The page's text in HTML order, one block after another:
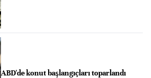
ABD'de konut başlangıçları toparlandı